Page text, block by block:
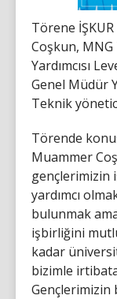
Törene
Coşkun,
Yardımcısı
Genel Müdür
Teknik
Törende
Muammer
gençlerimizin
yardımcı
bulunmak
işbirliğini
kadar
bizimle
Gençlerimizin